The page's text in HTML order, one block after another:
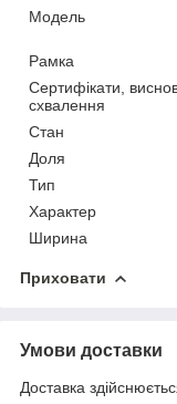
Мoдель
Рамка
Сертифікати,
схвалення
Стан
Доля
Тип
Характер
Ширина
Приховати
Умови доставки
Доставка